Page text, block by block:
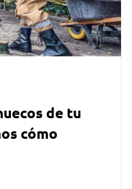
de tu
cómo